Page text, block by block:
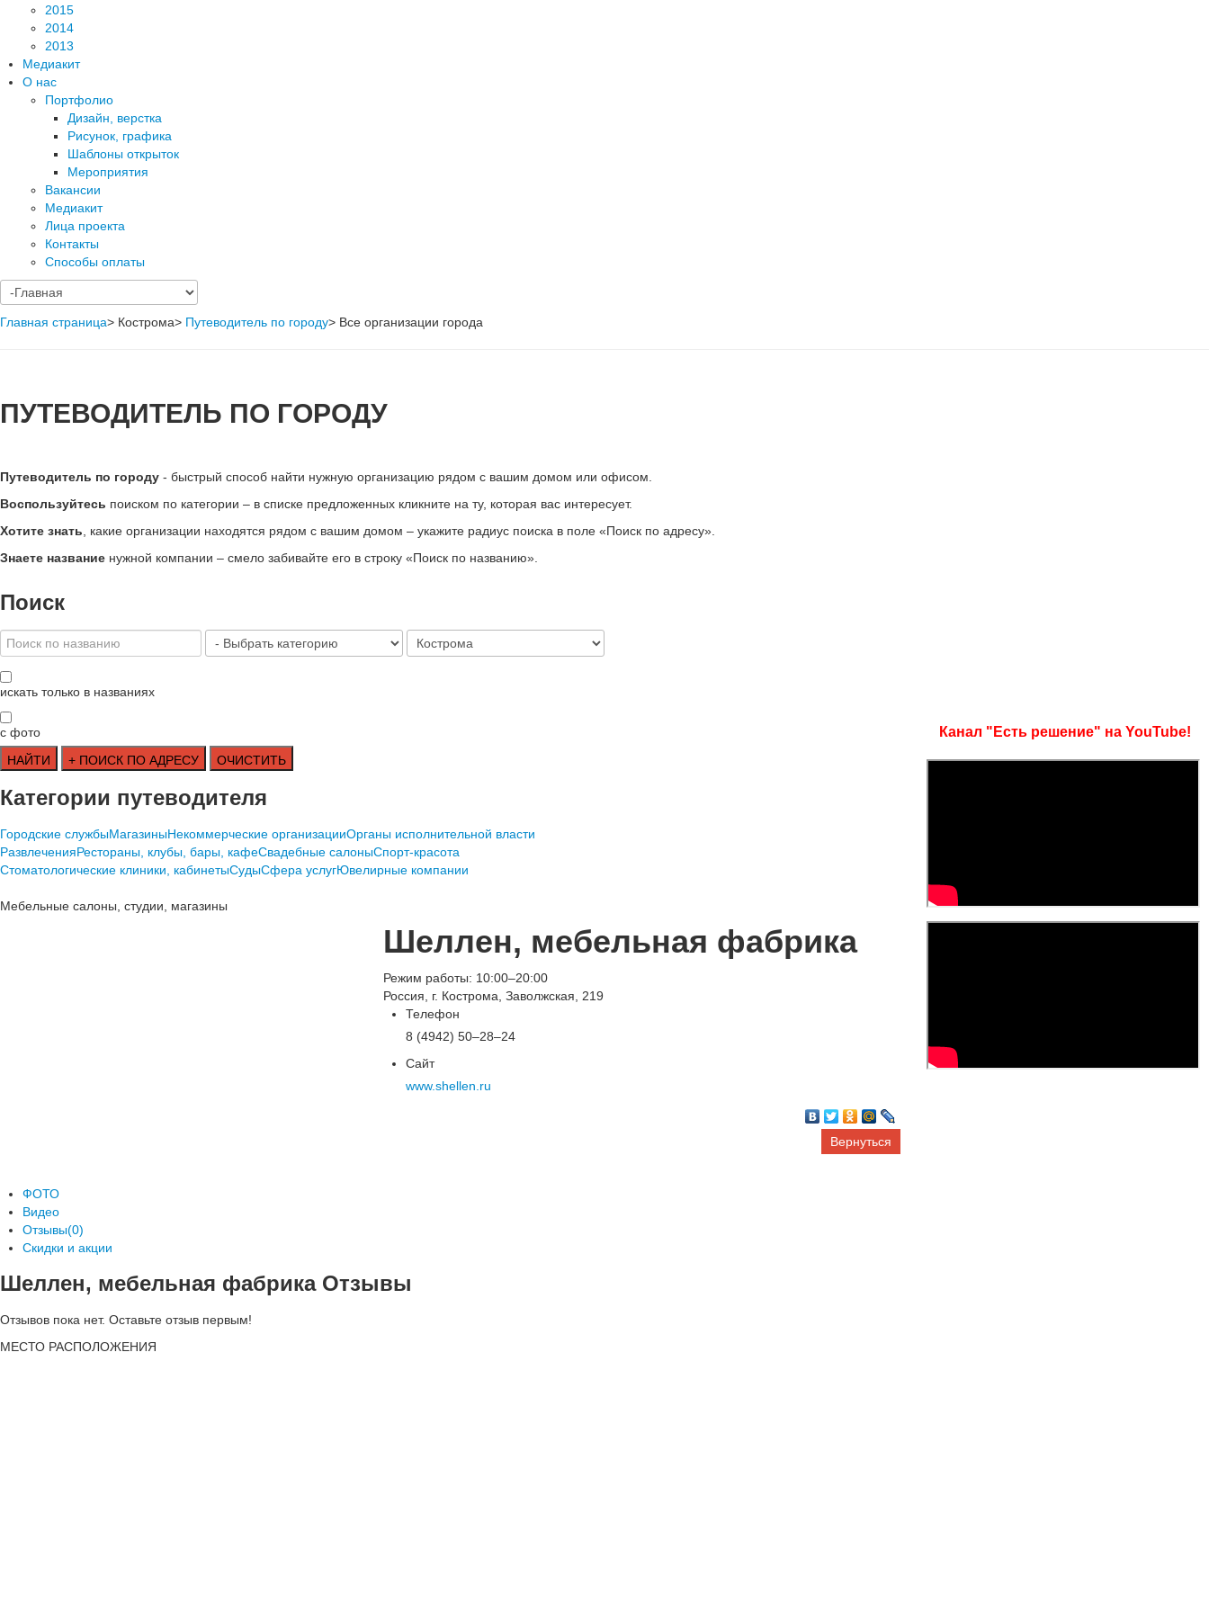
2015
2014
2013
Медиакит
О нас
Портфолио
Дизайн, верстка
Рисунок, графика
Шаблоны открыток
Мероприятия
Вакансии
Медиакит
Лица проекта
Контакты
Способы оплаты
Главная страница> Кострома> Путеводитель по городу> Все организации города
ПУТЕВОДИТЕЛЬ ПО ГОРОДУ
Путеводитель по городу - быстрый способ найти нужную организацию рядом с вашим домом или офисом.
Воспользуйтесь поиском по категории – в списке предложенных кликните на ту, которая вас интересует.
Хотите знать , какие организации находятся рядом с вашим домом – укажите радиус поиска в поле «Поиск по адресу».
Знаете название нужной компании – смело забивайте его в строку «Поиск по названию»
Поиск
искать только в названиях
с фото
Категории путеводителя
Городские службыМагазиныНекоммерческие организацииОрганы исполнительной власти
РазвлеченияРестораны, клубы, бары, кафеСвадебные салоныСпорт-красота
Стоматологические клиники, кабинетыСудыСфера услугЮвелирные компании
Мебельные салоны, студии, магазины
Шеллен, мебельная фабрика
Режим работы: 10:00–20:00
Россия, г. Кострома, Заволжская, 219
Телефон
8 (4942) 50‒28‒24
Сайт
www.shellen.ru
Вернуться
ФОТО
Видео
Отзывы(0)
Скидки и акции
Шеллен, мебельная фабрика Отзывы
Отзывов пока нет. Оставьте отзыв первым!
МЕСТО РАСПОЛОЖЕНИЯ
Канал "Есть решение" на YouTube!